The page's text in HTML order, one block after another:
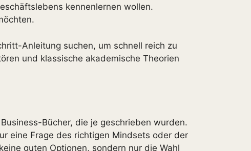
kennenlernen wollen.
Anleitung suchen, um schnell reich zu
und klassische akademische Theorien
Bücher, die je geschrieben wurden.
eine Frage des richtigen Mindsets oder der
guten Optionen, sondern nur die Wahl